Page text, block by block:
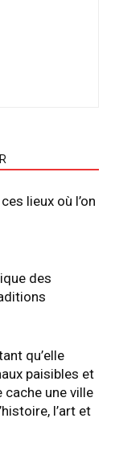
lieux où l’on
des
qu’elle
paisibles et
une ville
l’art et